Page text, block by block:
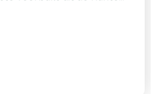
schouderstuk.